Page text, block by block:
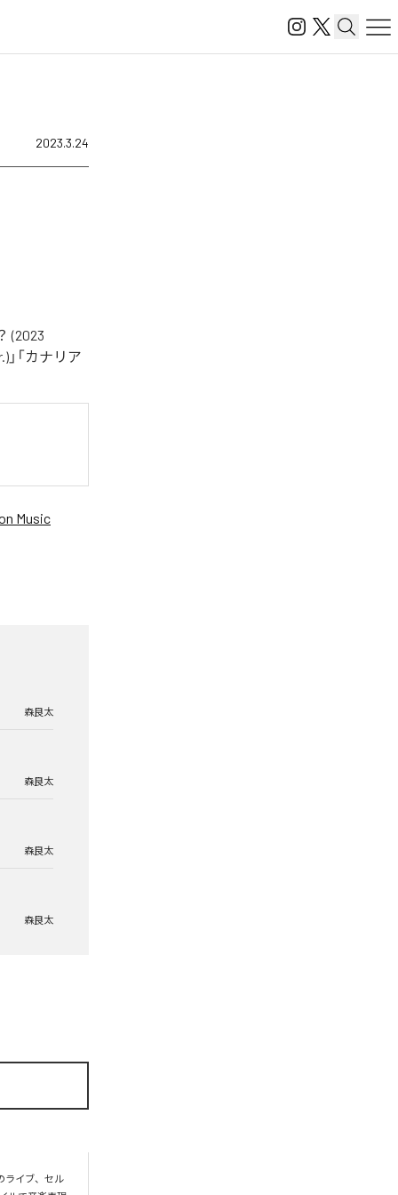
2023.3.24
(2023
」「カナリア
Music
森良太
森良太
森良太
森良太
ライブ、セル